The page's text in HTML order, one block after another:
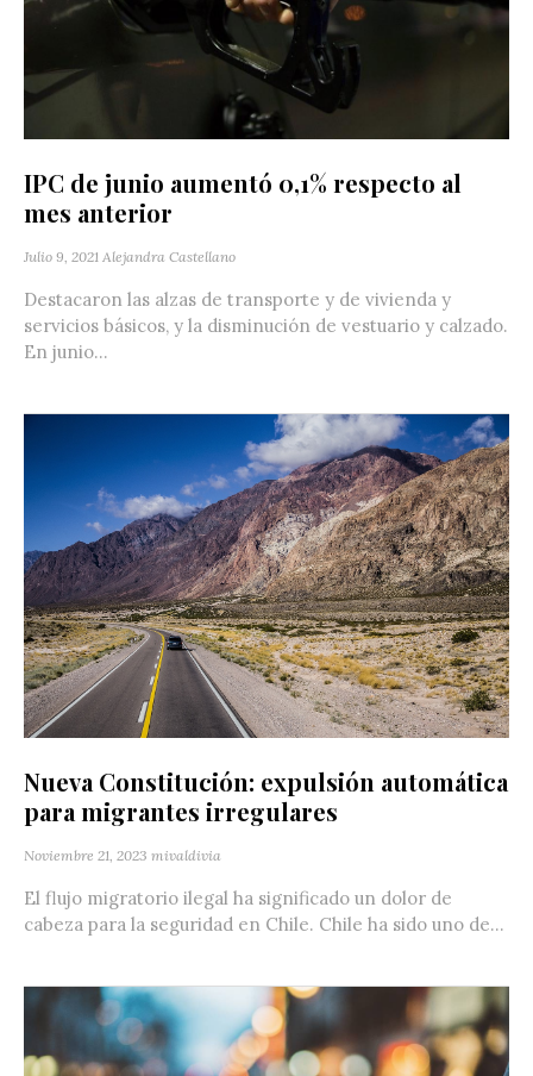
IPC de junio aumentó 0,1% respecto al
mes anterior
Julio 9, 2021 Alejandra Castellano
Destacaron las alzas de transporte y de vivienda y
servicios básicos, y la disminución de vestuario y calzado.
En junio...
Nueva Constitución: expulsión automática
para migrantes irregulares
Noviembre 21, 2023 mivaldivia
El flujo migratorio ilegal ha significado un dolor de
cabeza para la seguridad en Chile. Chile ha sido uno de...